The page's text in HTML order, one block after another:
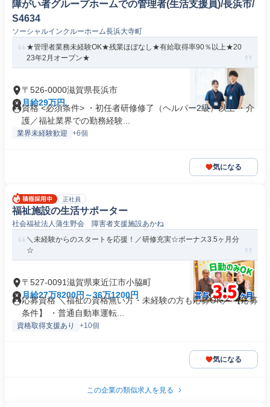
障がい者グループホームでの管理者(生活支援員)/長浜市/
S4634
ソーシャルインクルーホーム長浜大寺町
★管理者業務未経験OK★残業ほぼなし★有給取得率90％以上★20
23年2月オープン★
〒526-0000滋賀県長浜市
月給29万円
資格 <必須条件> ・初任者研修修了（ヘルパー2級）以上 ・介
護／福祉業界での勤務経験...
業界未経験歓迎 +6個
気になる
正社員
福祉施設の生活サポーター
社会福祉法人蒲生野会 障害者支援施設あかね
＼未経験からのスタートを応援！／研修充実☆ボーナス3.5ヶ月分
☆
〒527-0091滋賀県東近江市小脇町
月給27万8200円～36万1200円
応募資格 ＼福祉の資格無い方・未経験の方も応募OK／ 【応募
条件】 ・普通自動車運転...
資格取得支援あり +10個
気になる
この企業の類似求人を見る